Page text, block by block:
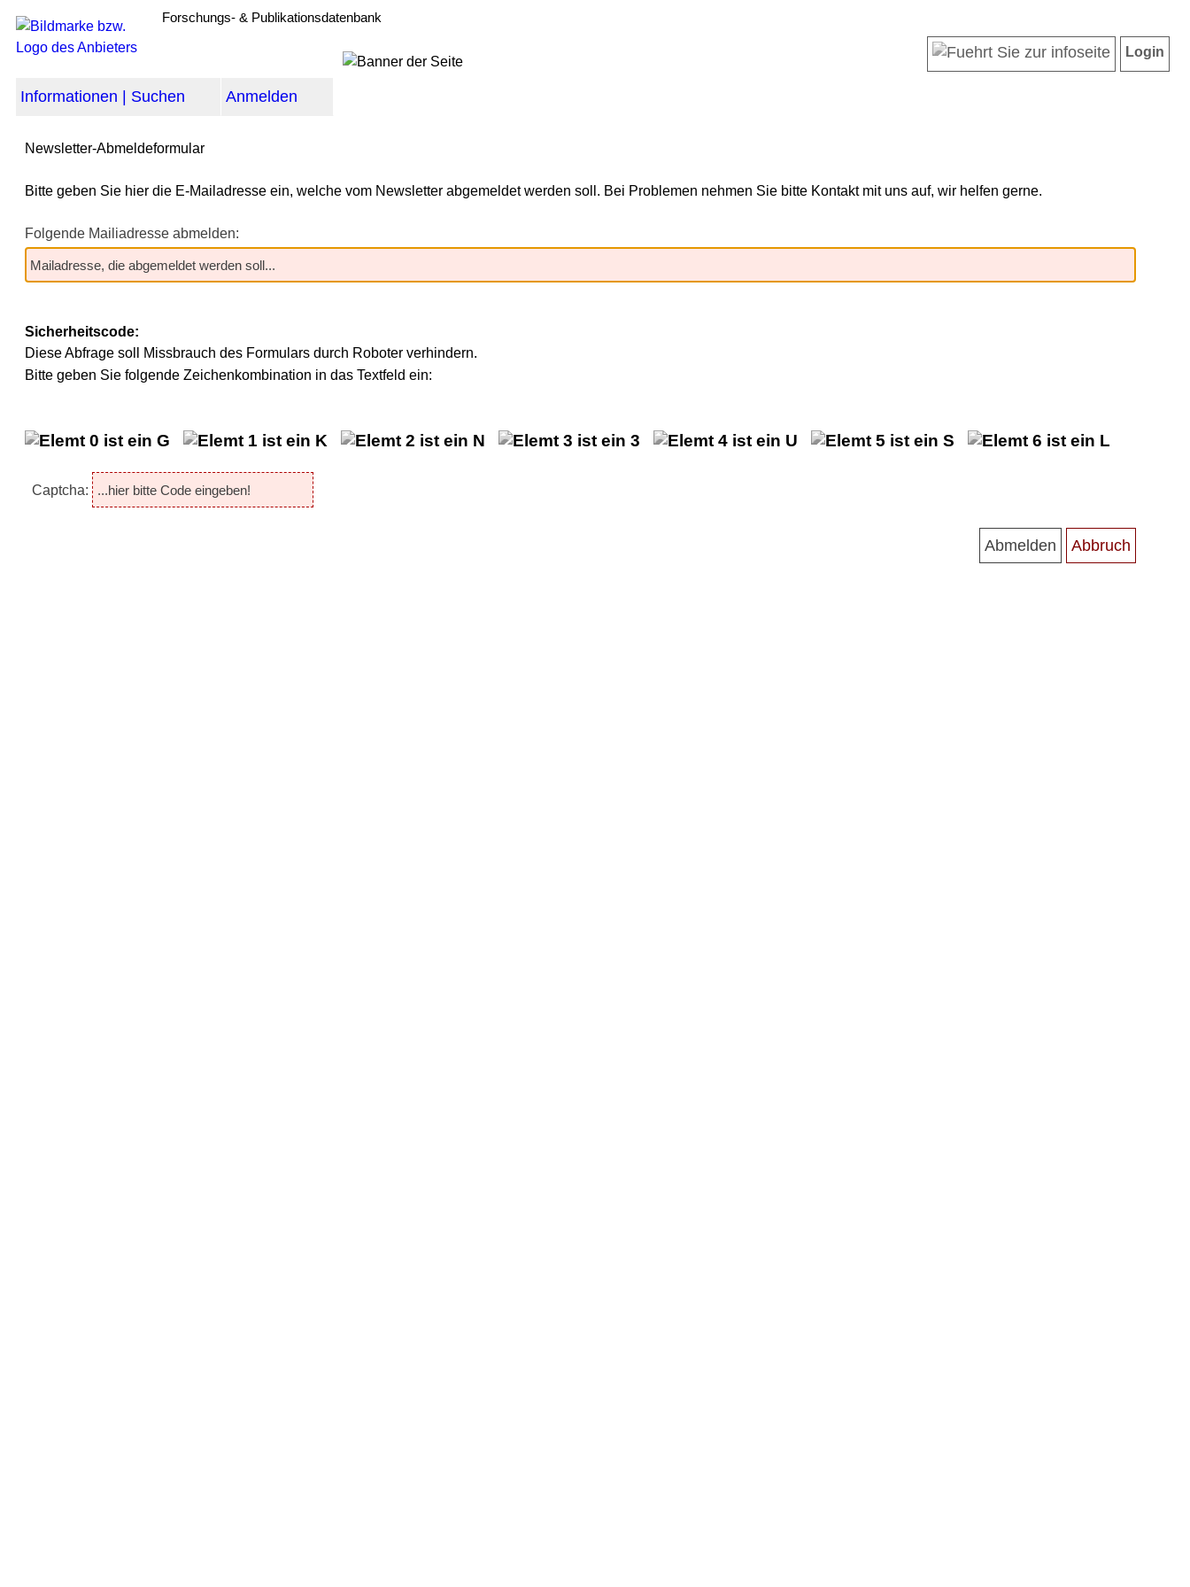
Forschungs- & Publikationsdatenbank
Informationen | Suchen Anmelden
Login
Newsletter-Abmeldeformular
Bitte geben Sie hier die E-Mailadresse ein, welche vom Newsletter abgemeldet werden soll. Bei Problemen nehmen Sie bitte Kontakt mit uns auf, wir helfen gerne.
Folgende Mailiadresse abmelden:
Sicherheitscode:
Diese Abfrage soll Missbrauch des Formulars durch Roboter verhindern.
Bitte geben Sie folgende Zeichenkombination in das Textfeld ein:
Captcha: